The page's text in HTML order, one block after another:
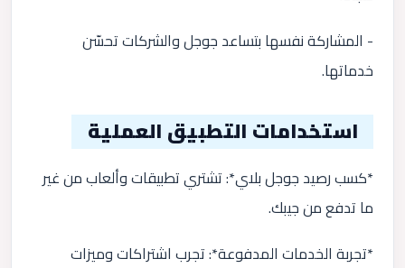
- المشاركة نفسها بتساعد جوجل والشركات تحسّن
خدماتها.
استخدامات التطبيق العملية
*كسب رصيد جوجل بلاي*: تشتري تطبيقات وألعاب من غير
ما تدفع من جيبك.
*تجربة الخدمات المدفوعة*: تجرب اشتراكات وميزات